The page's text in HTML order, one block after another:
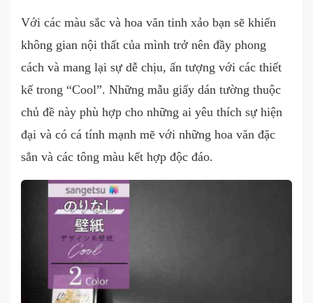
Với các màu sắc và hoa văn tinh xảo bạn sẽ khiến
không gian nội thất của mình trở nên đầy phong
cách và mang lại sự dễ chịu, ấn tượng với các thiết
kế trong “Cool”. Những mẫu giấy dán tường thuộc
chủ đề này phù hợp cho những ai yêu thích sự hiện
đại và có cá tính mạnh mẽ với những hoa văn đặc
sắn và các tông màu kết hợp độc đáo.